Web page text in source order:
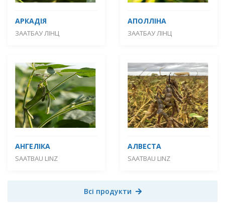
АРКАДІЯ
ЗААТБАУ ЛІНЦ
АПОЛЛІНА
ЗААТБАУ ЛІНЦ
АНГЕЛІКА
SAATBAU LINZ
АЛВЕСТА
SAATBAU LINZ
Всі продукти